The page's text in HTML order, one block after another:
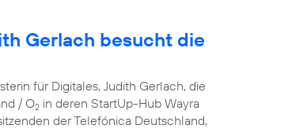
Gerlach besucht die
für Digitales, Judith Gerlach, die
/ O2 in deren StartUp-Hub Wayra
der Telefónica Deutschland,